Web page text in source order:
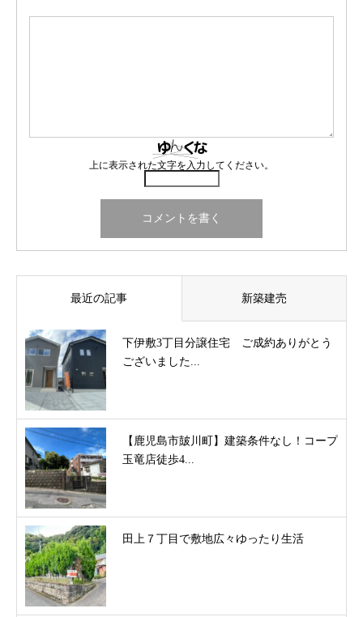
上に表示された文字を入力してください。
最近の記事 新築建売
下伊敷3丁目分譲住宅 ご成約ありがとう
ございました...
【鹿児島市皷川町】建築条件なし！コープ
玉竜店徒歩4...
田上７丁目で敷地広々ゆったり生活